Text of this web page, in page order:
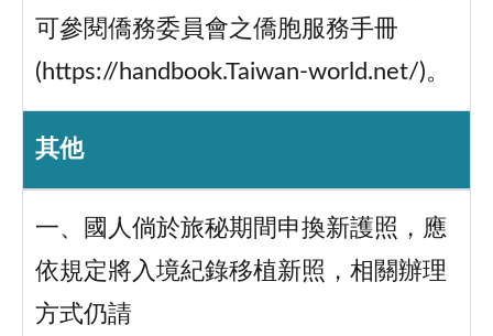
可參閱僑務委員會之僑胞服務手冊
(https://handbook.Taiwan-world.net/)。
其他
一、國人倘於旅秘期間申換新護照，應
依規定將入境紀錄移植新照，相關辦理
方式仍請